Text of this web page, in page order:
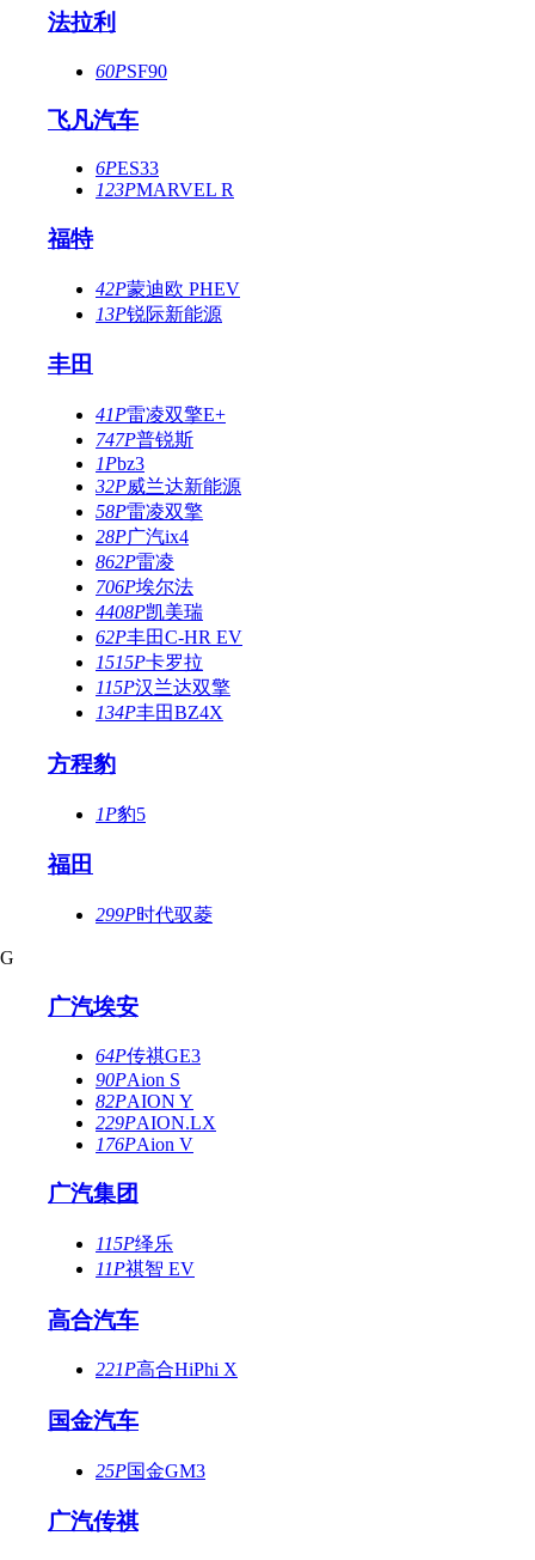
法拉利
60PSF90
飞凡汽车
6PES33
123PMARVEL R
福特
42P蒙迪欧 PHEV
13P锐际新能源
丰田
41P雷凌双擎E+
747P普锐斯
1Pbz3
32P威兰达新能源
58P雷凌双擎
28P广汽ix4
862P雷凌
706P埃尔法
4408P凯美瑞
62P丰田C-HR EV
1515P卡罗拉
115P汉兰达双擎
134P丰田BZ4X
方程豹
1P豹5
福田
299P时代驭菱
G
广汽埃安
64P传祺GE3
90PAion S
82PAION Y
229PAION.LX
176PAion V
广汽集团
115P绎乐
11P祺智 EV
高合汽车
221P高合HiPhi X
国金汽车
25P国金GM3
广汽传祺